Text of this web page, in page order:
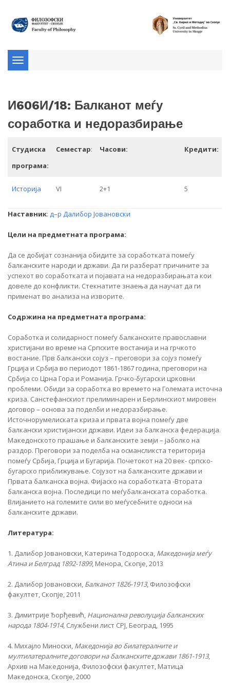
Toggle
navigation
И606И/18: Балканот меѓу
соработка и недоразбирање
Студиска
програма:
Семестар: Часови: Кредити:
Историја VI 2+1 5
Наставник: д–р Далибор Јовановски
Цели на предметната програма:
Да се добијат сознанија обидите за соработката помеѓу
балканските народи и држави. Да ги разберат причините за
успехот во соработката и појавата на недоразбирањата кои
довеле до конфликти. Стекнатите знаења да научат да ги
применат во анализа на изворите.
Содржина на предметната програма:
Соработка и солидарност помеѓу балканските православни
христијани во време на Српските востанија и на грчкото
востание. Прв балкански сојуз – преговори за сојуз помеѓу
Грција и Србија во периодот 1861-1867 година, преговори на
Србија со Црна Гора и Романија. Грчко-бугарски црковни
проблеми. Обиди за соработка во времето на Големата источна
криза. Санстефанскиот прелиминарен и Берлинскиот мировен
договор – основа за поделби и недоразбирање.
Источнорумелиската криза и првата војна помеѓу две
балкански христијански држави. Идеи за балканска федерација.
Македонското прашање и балканските земји – јаболко на
раздор. Преговори за поделба на османсликста територија
помеѓу Србија, Грција и Бугарија. Почетокот на 20 век- српско-
бугарско приближување. Сојузот на балканските држави и
Првата балканска војна. Фијаско на соработката -Втората
балканска војна. Последици по меѓубалканската соработка.
Влијанието на големите сили во меѓусебните односи на
балканските држави.
Литература:
1. Далибор Јовановски, Катерина Тодороска, Македонија меѓу
Атина и Белград 1892-1899, Менора, Скопје, 2013
2. Далибор Јовановски, Балканот 1826-1913, Филозофски
факултет, Скопје, 2011
3. Димитрије Ђорђевић, Национална револуција балканских
народа 1804-1914, Службени лист СРЈ, Београд, 1995
4. Михајло Миноски, Македонија во билатералните и
мултилатералните договори на балканските држави 1861-1913,
Архив на Македонија, Филозофски факултет, Матица
Македонска, Скопје, 2000